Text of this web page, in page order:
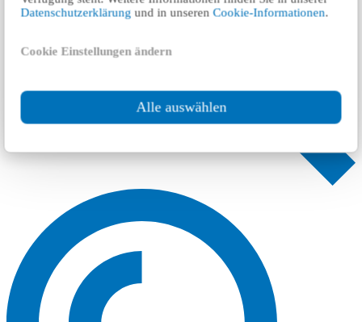
Datenschutzerklärung und in unserenCookie-Informationen.
Cookie Einstellungen ändern
Alle auswählen